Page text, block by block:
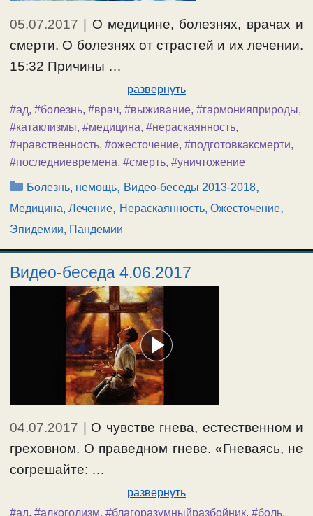
05.07.2017
О медицине, болезнях, врачах и
смерти. О болезнях от страстей и их лечении.
15:32 Причины …
развернуть
#ад, #болезнь, #врач, #выживание, #гармонияприроды,
#катаклизмы, #медицина, #нераскаянность,
#нравственность, #ожесточение, #подготовкаксмерти,
#последниевремена, #смерть, #уничтожение
Рубрики
Болезнь, немощь, Видео-беседы 2013-2018,
Медицина, Лечение, Нераскаянность, Ожесточение,
Эпидемии, Пандемии
Видео-беседа 4.06.2017
04.07.2017
О чувстве гнева, естественном и
греховном. О праведном гневе. «Гневаясь, не
согрешайте: …
развернуть
#ад, #алкоголизм, #благоразумныйразбойник, #боль,